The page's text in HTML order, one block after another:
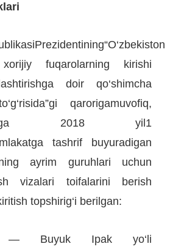
xorijiy fuqarolarning kirishi
doir qo‘shimcha
qarorigamuvofiq,
2018 yil1
tashrif buyuradigan
ayrim guruhlari uchun
vizalari toifalarini berish
topshirig‘i berilgan:
— Buyuk Ipak yo‘li